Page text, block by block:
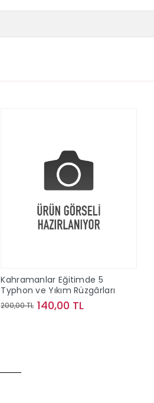
Kahramanlar Eğitimde 5
Typhon ve Yıkım Rüzgârları
200,00 TL 140,00 TL